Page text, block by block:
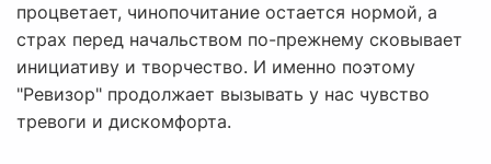
процветает, чинопочитание остается нормой, а
страх перед начальством по-прежнему сковывает
инициативу и творчество. И именно поэтому
"Ревизор" продолжает вызывать у нас чувство
тревоги и дискомфорта.